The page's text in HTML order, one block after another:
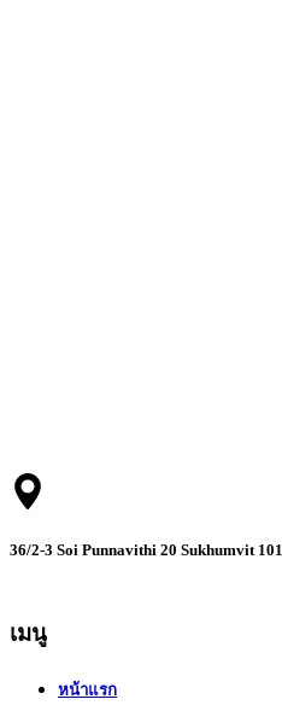
36/2-3 Soi Punnavithi 20 Sukhumvit
เมนู
หน้าแรก